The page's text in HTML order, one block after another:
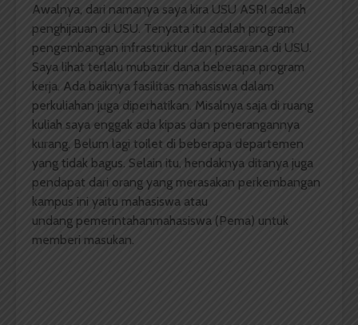
Awalnya, dari namanya saya kira USU ASRI adalah
penghijauan di USU. Tenyata itu adalah program
pengembangan infrastruktur dan prasarana di USU.
Saya lihat terlalu mubazir dana beberapa program
kerja. Ada baiknya fasilitas mahasiswa dalam
perkuliahan juga diperhatikan. Misalnya saja di ruang
kuliah saya enggak ada kipas dan penerangannya
kurang. Belum lagi toilet di beberapa departemen
yang tidak bagus. Selain itu, hendaknya ditanya juga
pendapat dari orang yang merasakan perkembangan
kampus ini yaitu mahasiswa atau
undang pemerintahanmahasiswa (Pema) untuk
memberi masukan.